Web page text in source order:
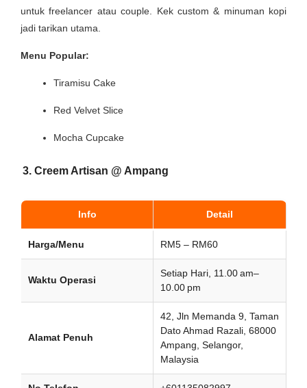
untuk freelancer atau couple. Kek custom & minuman kopi
jadi tarikan utama.
Menu Popular:
Tiramisu Cake
Red Velvet Slice
Mocha Cupcake
3. Creem Artisan @ Ampang
Info Detail
Harga/Menu RM5 – RM60
Waktu Operasi
Setiap Hari, 11.00 am–
10.00 pm
Alamat Penuh
42, Jln Memanda 9, Taman
Dato Ahmad Razali, 68000
Ampang, Selangor,
Malaysia